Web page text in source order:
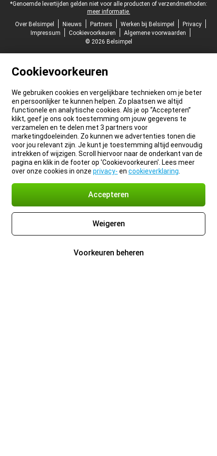
*Genoemde levertijden gelden niet voor alle producten of verzendmethoden:
meer informatie.
Over Belsimpel
Nieuws Partners Werken bij Belsimpel
Privacy
Impressum
Cookievoorkeuren
Algemene voorwaarden
© 2026 Belsimpel
Cookievoorkeuren
We gebruiken cookies en vergelijkbare technieken om je beter
en persoonlijker te kunnen helpen. Zo plaatsen we altijd
functionele en analytische cookies. Als je op “Accepteren”
klikt, geef je ons ook toestemming om jouw gegevens te
verzamelen en te delen met 3 partners voor
marketingdoeleinden. Zo kunnen we advertenties tonen die
voor jou relevant zijn. Je kunt je toestemming altijd eenvoudig
intrekken of wijzigen. Scroll hiervoor naar de onderkant van de
pagina en klik in de footer op 'Cookievoorkeuren'. Lees meer
over onze cookies in onze privacy- en cookieverklaring
Accepteren
Weigeren
Voorkeuren beheren